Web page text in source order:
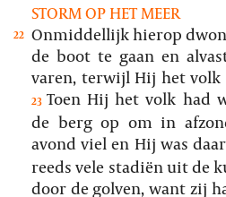
STORM OP HET MEER
22 Onmiddellijk hierop
de boot te gaan en
varen, terwijl Hij het volk
23 Toen Hij het volk had
de berg op om in
avond viel en Hij was
reeds vele stadiën uit de
door de golven, want zij